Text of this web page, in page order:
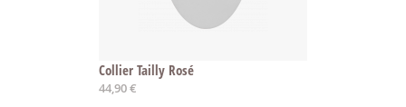
Collier Tailly Rosé
44,90 €